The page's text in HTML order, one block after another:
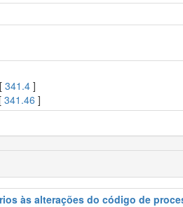
341.4 ]
341.46 ]
às alterações do código de